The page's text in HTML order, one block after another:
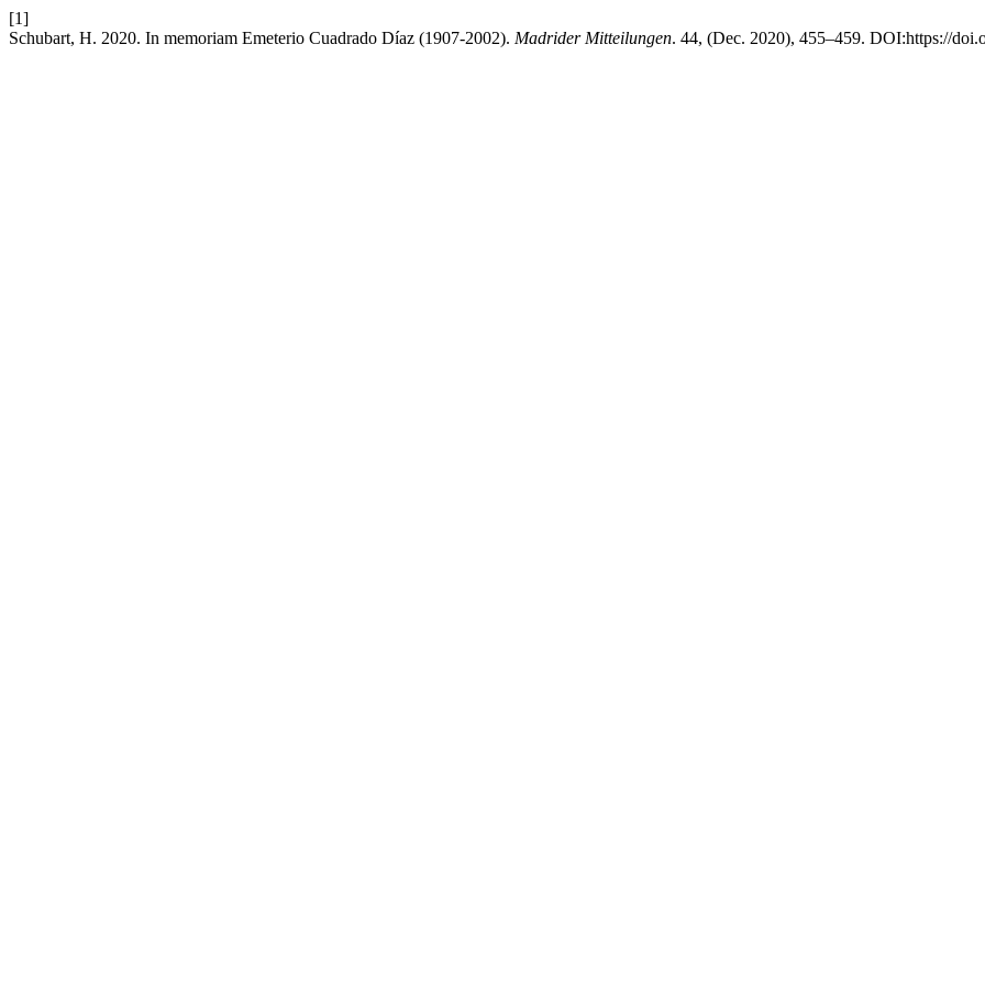
[1]
Schubart, H. 2020. In memoriam Emeterio Cuadrado Díaz (1907-2002). Madrider Mitteilungen. 44, (Dec. 2020), 455–459. DOI:https://